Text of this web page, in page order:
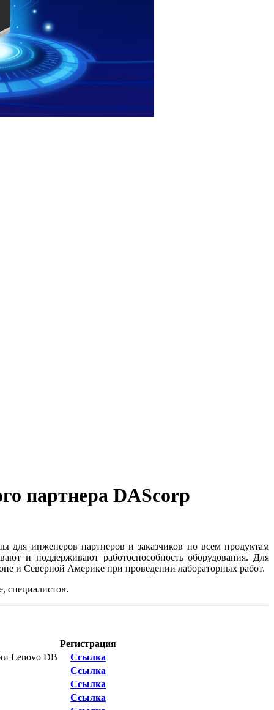
партнера DAScorp
для инженеров партнеров и заказчиков по всем продуктам
и поддерживают работоспособность оборудования. Для
и Северной Америке при проведении лабораторных работ.
специалистов.
Регистрация
Lenovo DB
Ссылка
Ссылка
Ссылка
Ссылка